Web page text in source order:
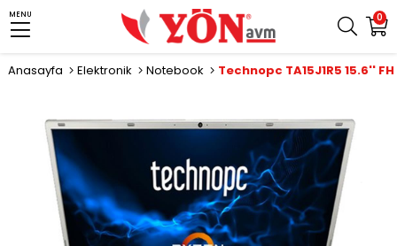
0
MENU
Anasayfa Elektronik Notebook